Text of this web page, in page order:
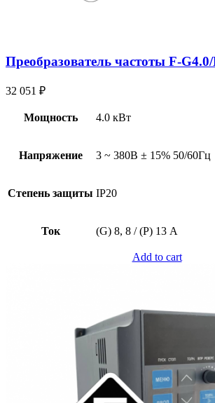
Преобразователь частоты F-
32 051 ₽
Мощность 4.0 кВт
Напряжение 3 ~ 380В ± 15% 50/60Гц
Степень защиты IP20
Ток (G) 8, 8 / (P) 13 А
Add to cart